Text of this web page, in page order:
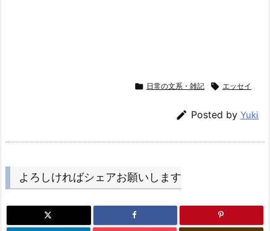
 日常の文系・雑記  エッセイ
 Posted by Yuki
よろしければシェアお願いします